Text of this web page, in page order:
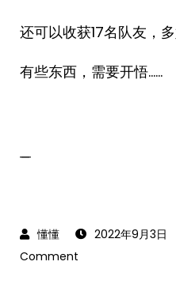
还可以收获17名队友，多
有些东西，需要开悟……
_
2022年9月3日
Comment